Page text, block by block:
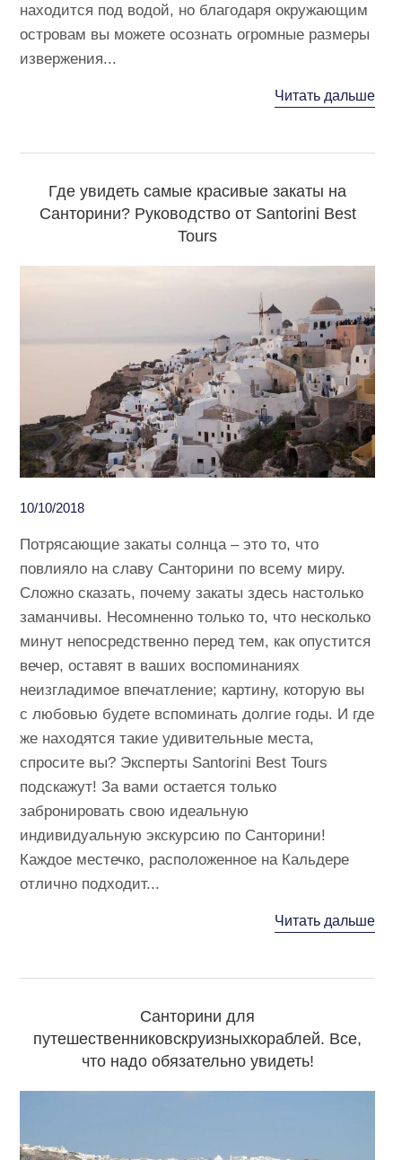
находится под водой, но благодаря окружающим
островам вы можете осознать огромные размеры
извержения...
Читать дальше
Где увидеть самые красивые закаты на
Санторини? Руководство от Santorini Best
Tours
10/10/2018
Потрясающие закаты солнца – это то, что
повлияло на славу Санторини по всему миру.
Сложно сказать, почему закаты здесь настолько
заманчивы. Несомненно только то, что несколько
минут непосредственно перед тем, как опустится
вечер, оставят в ваших воспоминаниях
неизгладимое впечатление; картину, которую вы
с любовью будете вспоминать долгие годы. И где
же находятся такие удивительные места,
спросите вы? Эксперты Santorini Best Tours
подскажут! За вами остается только
забронировать свою идеальную
индивидуальную экскурсию по Санторини!
Каждое местечко, расположенное на Кальдере
отлично подходит...
Читать дальше
Санторини для
путешественниковcкруизныхкораблей. Все,
что надо обязательно увидеть!